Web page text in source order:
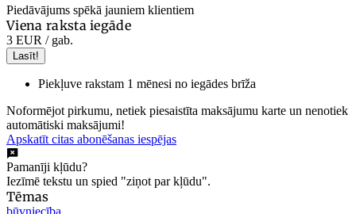
Piedāvājums spēkā jauniem klientiem
Viena raksta iegāde
3 EUR / gab.
Lasīt!
Piekļuve rakstam 1 mēnesi no iegādes brīža
Noformējot pirkumu, netiek piesaistīta maksājumu karte un nenotiek
automātiski maksājumi!
Apskatīt citas abonēšanas iespējas
Pamanīji kļūdu?
Iezīmē tekstu un spied "ziņot par kļūdu".
Tēmas
būvniecība